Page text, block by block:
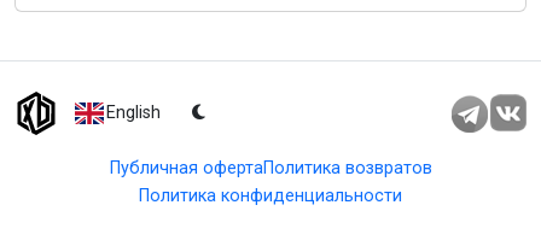
English
Публичная офертаПолитика возвратов
Политика конфиденциальности